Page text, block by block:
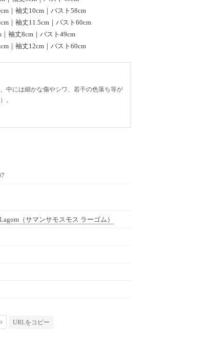
｜袖丈10cm｜バスト58cm
｜袖丈11.5cm｜バスト60cm
袖丈8cm｜バスト49cm
｜袖丈12cm｜バスト60cm
中には細かな傷やシワ、若干の色落ち等が
。
（サマンサモスモス ラーゴム）
URLをコピー